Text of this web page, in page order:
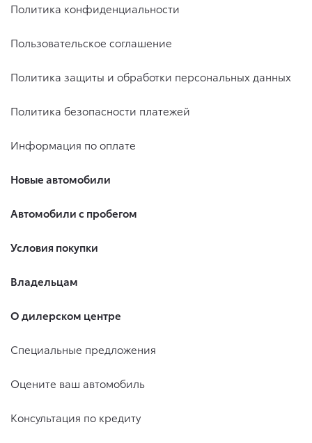
Политика конфиденциальности
Пользовательское соглашение
Политика защиты и обработки персональных данных
Политика безопасности платежей
Информация по оплате
Новые автомобили
Автомобили с пробегом
Условия покупки
Владельцам
О дилерском центре
Специальные предложения
Оцените ваш автомобиль
Консультация по кредиту